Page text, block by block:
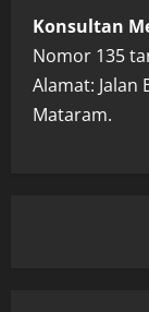
Konsultan
Nomor 135
Alamat: Jalan
Mataram.